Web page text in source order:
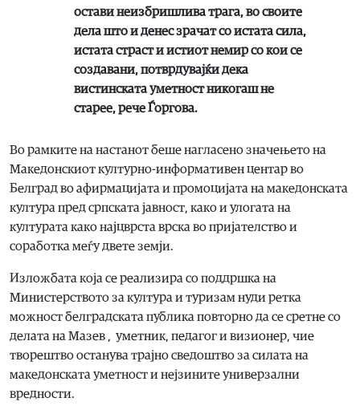
остави неизбришлива трага, во своите
дела што и денес зрачат со истата сила,
истата страст и истиот немир со кои се
создавани, потврдувајќи дека
вистинската уметност никогаш не
старее, рече Ѓоргова.
Во рамките на настанот беше нагласено значењето на
Македонскиот културно-информативен центар во
Белград во афирмацијата и промоцијата на македонската
култура пред српската јавност, како и улогата на
културата како најцврста врска во пријателство и
соработка меѓу двете земји.
Изложбата која се реализира со поддршка на
Министерството за култура и туризам нуди ретка
можност белградската публика повторно да се сретне со
делата на Мазев , уметник, педагог и визионер, чие
творештво останува трајно сведоштво за силата на
македонската уметност и нејзините универзални
вредности.